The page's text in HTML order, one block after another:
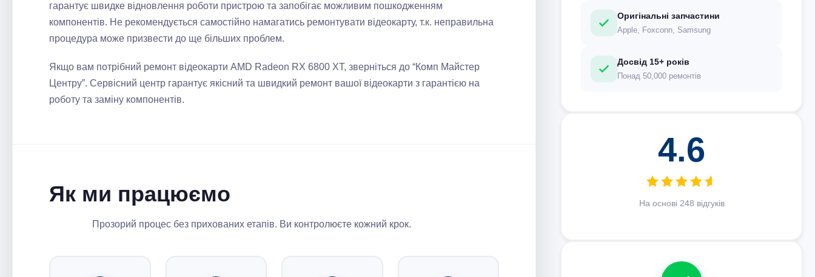
гарантує швидке відновлення роботи пристрою та запобігає можливим пошкодженням
компонентів. Не рекомендується самостійно намагатись ремонтувати відеокарту, т.к. неправильна
процедура може призвести до ще більших проблем.
Якщо вам потрібний ремонт відеокарти AMD Radeon RX 6800 XT, зверніться до “Комп Майстер
Центру”. Сервісний центр гарантує якісний та швидкий ремонт вашої відеокарти з гарантією на
роботу та заміну компонентів.
Як ми працюємо
Прозорий процес без прихованих етапів. Ви контролюєте кожний крок.
Оригінальні запчастини
Apple, Foxconn, Samsung
Досвід 15+ років
Понад 50,000 ремонтів
4.6
На основі 248 відгуків